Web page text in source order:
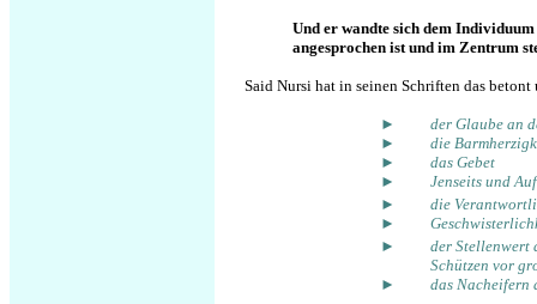
Und er wandte sich dem
angesprochen ist und im Zentrum
Said Nursi hat in seinen Schriften das
►
der Glaube an
►
die
►
das Gebet
►
Jenseits und
►
die
►
►
der Stellenwert
Schützen vor
►
das Nacheifern